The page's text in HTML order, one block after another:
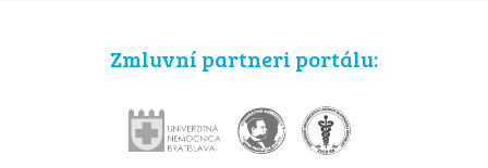
Zmluvní partneri portálu: